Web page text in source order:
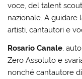
voce, del talent
nazionale. A guidare
artisti, cantautori e
Rosario Canale ,
Zero Assoluto e
nonché cantautore